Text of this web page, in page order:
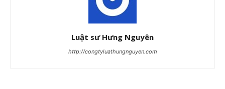
Luật sư Hưng Nguyên
http://congtyluathungnguyen.com